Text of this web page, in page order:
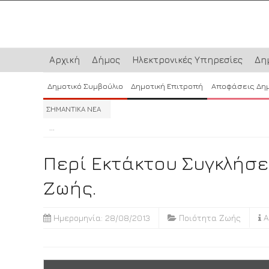
Αρχική Δήμος Ηλεκτρονικές Υπηρεσίες
Δημοτικό Συμβούλιο Δημοτική Επιτροπή Αποφάσεις
ΣΗΜΑΝΤΙΚΑ ΝΕΑ
...
Περί Εκτάκτου
Ζωής.
Ημερομηνία: 28/08/2013 Ποιότητα Ζωής